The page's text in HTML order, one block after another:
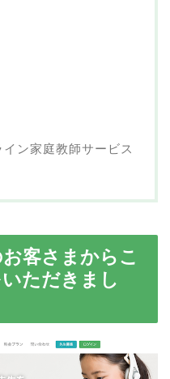
ン家庭教師サービス
客さまからこ
ただきまし